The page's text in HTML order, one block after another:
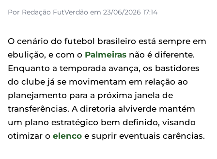
Por Redação FutVerdão em 23/06/2026 17:14
O cenário do futebol brasileiro está sempre em
ebulição, e com o Palmeiras não é diferente.
Enquanto a temporada avança, os bastidores
do clube já se movimentam em relação ao
planejamento para a próxima janela de
transferências. A diretoria alviverde mantém
um plano estratégico bem definido, visando
otimizar o elenco e suprir eventuais carências.